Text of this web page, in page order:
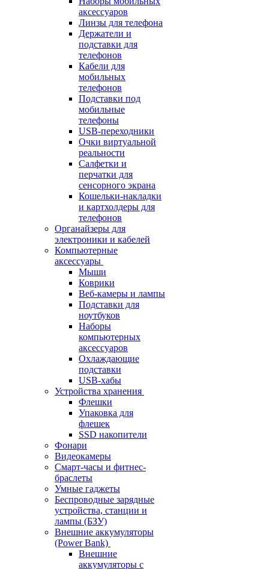
аксессуаров
Линзы для телефона
Держатели и
подставки для
телефонов
Кабели для
мобильных
телефонов
Подставки под
мобильные
телефоны
USB-переходники
Очки виртуальной
реальности
Салфетки и
перчатки для
сенсорного экрана
Кошельки-накладки
и картхолдеры для
телефонов
Органайзеры для
электроники и кабелей
Компьютерные
аксессуары
Мыши
Коврики
Веб-камеры и лампы
Подставки для
ноутбуков
Наборы
компьютерных
аксессуаров
Охлаждающие
подставки
USB-хабы
Устройства хранения
Флешки
Упаковка для
флешек
SSD накопители
Фонари
Видеокамеры
Смарт-часы и фитнес-
браслеты
Умные гаджеты
Беспроводные зарядные
устройства, станции и
лампы (БЗУ)
Внешние аккумуляторы
(Power Bank)
Внешние
аккумуляторы с